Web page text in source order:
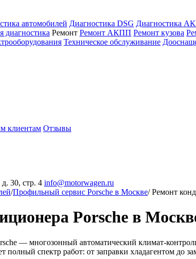
автомобилей Диагностика DSG Диагностика
диагностика Ремонт Ремонт АКПП Ремонт кузова
Техническое обслуживание
клиентам Отзывы
30, стр. 4 info@motorwagen.ru
/Профильный сервис Porsche в Москве/ Ремонт
Porsche в
— многозонный автоматический климат-
спектр работ: от заправки хладагентом до